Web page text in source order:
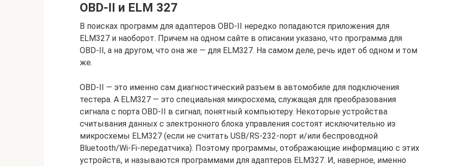
OBD-II и ELM 327
В поисках программ для адаптеров OBD-II нередко попадаются приложения для
ELM327 и наоборот. Причем на одном сайте в описании указано, что программа для
OBD-II, а на другом, что она же — для ELM327. На самом деле, речь идет об одном и том
же.
OBD-II — это именно сам диагностический разъем в автомобиле для подключения
тестера. А ELM327 — это специальная микросхема, служащая для преобразования
сигнала с порта OBD-II в сигнал, понятный компьютеру. Некоторые устройства
считывания данных с электронного блока управления состоят исключительно из
микросхемы ELM327 (если не считать USB/RS-232-порт и/или беспроводной
Bluetooth/Wi-Fi-передатчика). Поэтому программы, отображающие информацию с этих
устройств, и называются программами для адаптеров ELM327. И, наверное, именно